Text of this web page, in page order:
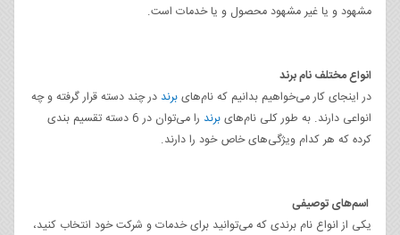
مشهود و یا غیر مشهود محصول و یا خدمات است.
انواع مختلف نام برند
در اینجای کار می‌خواهیم بدانیم که نام‌هایبرند در چند دسته قرار گرفته و چه
انواعی دارند. به طور کلی نام‌هایبرند
را می‌توان در 6 دسته تقسیم بندی
کرده که هر کدام ویژگی‌های خاص خود را دارند.
اسم‌های توصیفی
یکی از انواع نام برندی که می‌توانید برای خدمات و شرکت خود انتخاب کنید،